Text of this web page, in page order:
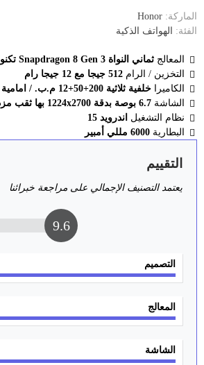
الماركة: Honor
الفئة:
الهواتف الذكية
المعالج ثماني النواة Snapdragon 8 Gen 3 تكنولوجيا 4 نانو
التخزين / الرام 512 جيجا مع 12 جيجا رام
الكاميرا
خلفية ثلاثية 200+50+12 م.ب. / امامية 50 م.ب.
الشاشة 6.7 بوصة بدقة 1224x2700 بها ثقب مزدوج
نظام التشغيل اندرويد 15
البطارية 6000 مللي أمبير
التقييم
يعتمد التصنيف الإجمالي على مراجعة خبرائنا
9.6
التصميم
المعالج
الشاشة